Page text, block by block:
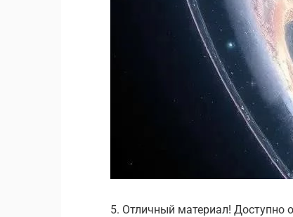
5. Отличный материал! Доступно